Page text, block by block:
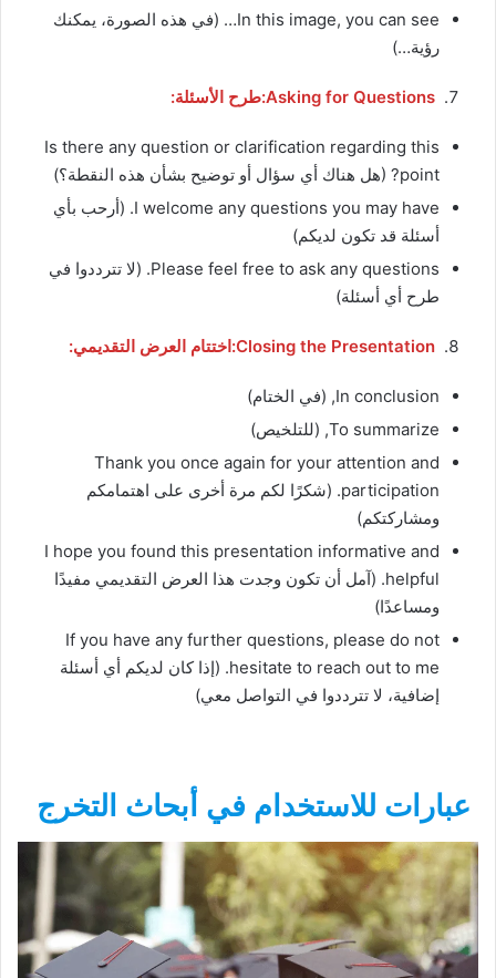
In this image, you can see… (في هذه الصورة، يمكنك
رؤية…)
Asking for Questions:طرح الأسئلة:
Is there any question or clarification regarding this
point? (هل هناك أي سؤال أو توضيح بشأن هذه النقطة؟)
I welcome any questions you may have. (أرحب بأي
أسئلة قد تكون لديكم)
Please feel free to ask any questions. (لا تترددوا في
طرح أي أسئلة)
Closing the Presentation:اختتام العرض التقديمي:
In conclusion, (في الختام)
To summarize, (للتلخيص)
Thank you once again for your attention and
participation. (شكرًا لكم مرة أخرى على اهتمامكم
ومشاركتكم)
I hope you found this presentation informative and
helpful. (آمل أن تكون وجدت هذا العرض التقديمي مفيدًا
ومساعدًا)
If you have any further questions, please do not
hesitate to reach out to me. (إذا كان لديكم أي أسئلة
إضافية، لا تترددوا في التواصل معي)
عبارات للاستخدام في أبحاث التخرج